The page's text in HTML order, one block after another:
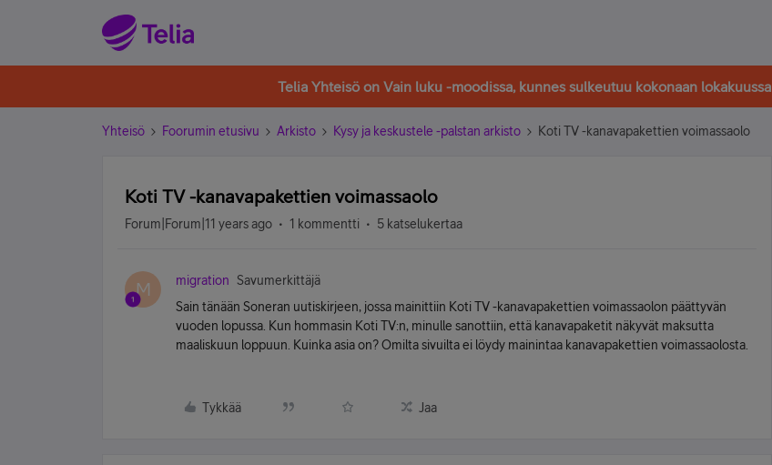
Telia Yhteisö on Vain luku -moodissa, kunnes sulkeutuu kokonaan lokakuussa
Yhteisö Foorumin etusivu Arkisto Kysy ja keskustele -palstan arkisto Koti TV -kanavapakettien voimassaolo
Koti TV -kanavapakettien voimassaolo
Forum|Forum|11 years ago 1 kommentti 5 katselukertaa
M migration
Savumerkittäjä
Sain tänään Soneran uutiskirjeen, jossa mainittiin Koti TV -kanavapakettien voimassaolon päättyvän
vuoden lopussa. Kun hommasin Koti TV:n, minulle sanottiin, että kanavapaketit näkyvät maksutta
maaliskuun loppuun. Kuinka asia on? Omilta sivuilta ei löydy mainintaa kanavapakettien voimassaolosta.
Tykkää Jaa